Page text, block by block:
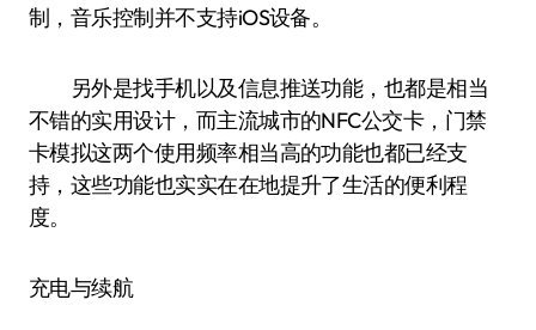
制，音乐控制并不支持iOS设备。
另外是找手机以及信息推送功能，也都是相当
不错的实用设计，而主流城市的NFC公交卡，门禁
卡模拟这两个使用频率相当高的功能也都已经支
持，这些功能也实实在在地提升了生活的便利程
度。
充电与续航